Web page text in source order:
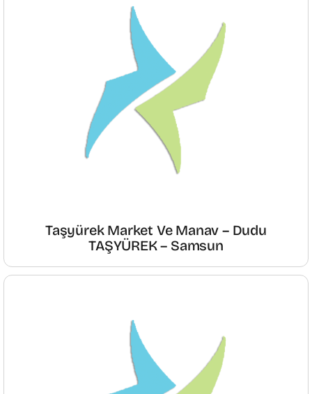
Taşyürek Market Ve Manav – Dudu
TAŞYÜREK – Samsun